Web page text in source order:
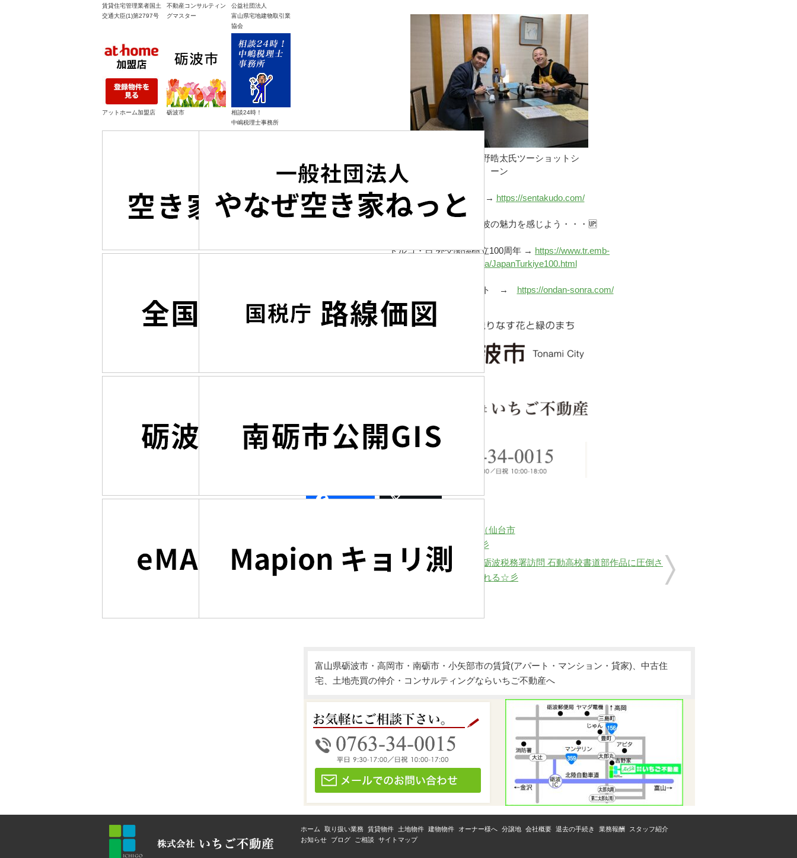
山本大策氏・熊野晧太氏ツーショットシ
ーン
(有)くまの洗濯堂 → https://sentakudo.com/
この機会に改めて砺波の魅力を感じよう・・・🆙
トルコ・日 外交関係樹立100周年 → https://www.tr.emb-
japan.go.jp/itpr_ja/JapanTurkiye100.html
Ondan Sonra 公式サイト → https://ondan-sonra.com/
庄下分団 砺波市消防団 2024年 宮城（仙台市
利府町）でも自分自身に向き合う☆彡
砺波税務署訪問 石動高校書道部作品に圧倒さ
れる☆彡
富山県砺波市・高岡市・南砺市・小矢部市の賃貸(アパート・マンション・貸家)、中古住
宅、土地売買の仲介・コンサルティングならいちご不動産へ
賃貸住宅管理業者国土
交通大臣(1)第2797号
不動産コンサルティン
グマスター
公益社団法人
富山県宅地建物取引業
協会
アットホーム加盟店 砺波市
相談24時！
中嶋税理士事務所
ホーム 取り扱い業務 賃貸物件 土地物件 建物物件 オーナー様へ 分譲地 会社概要 退去の手続き 業務報酬
スタッフ紹介
お知らせ
ブログ ご相談 サイトマップ